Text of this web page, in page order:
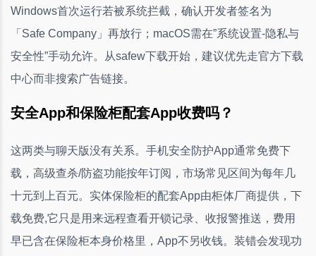
Windows首次运行若被系统拦截，确认开发者签名为
「Safe Company」再放行；macOS需在”系统设置-隐私与
安全性”手动允许。从safew下载开始，建议优先走官方下载
中心而非搜索广告链接。
安全App和保险柜配套App收费吗？
这两类与聊天版没有关系。手机安全防护App通常免费下
载，高级查杀/防盗功能按年订阅，市场常见区间为每年几
十元到上百元。实体保险柜的配套App由柜体厂商提供，下
载免费,它只是用来远程查看开锁记录、收报警推送，费用
早已含在保险柜本身价格里，App不另收钱。装错会发现功